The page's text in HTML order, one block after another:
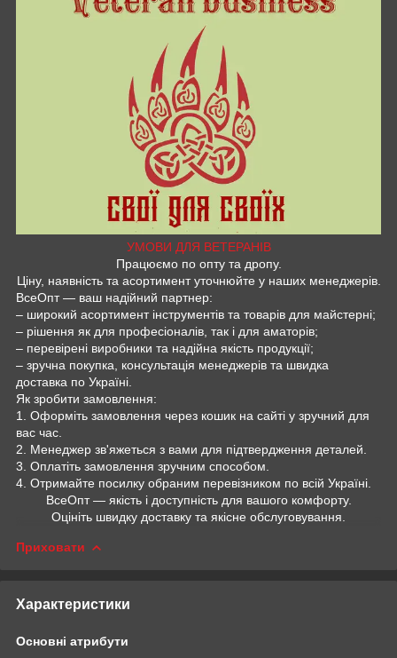
УМОВИ ДЛЯ ВЕТЕРАНІВ
Працюємо по опту та дропу.
Ціну, наявність та асортимент уточнюйте у наших менеджерів.
ВсеОпт — ваш надійний партнер:
– широкий асортимент інструментів та товарів для майстерні;
– рішення як для професіоналів, так і для аматорів;
– перевірені виробники та надійна якість продукції;
– зручна покупка, консультація менеджерів та швидка
доставка по Україні.
Як зробити замовлення:
1. Оформіть замовлення через кошик на сайті у зручний для
вас час.
2. Менеджер зв'яжеться з вами для підтвердження деталей.
3. Оплатіть замовлення зручним способом.
4. Отримайте посилку обраним перевізником по всій Україні.
ВсеОпт — якість і доступність для вашого комфорту.
Оцініть швидку доставку та якісне обслуговування.
Приховати
Характеристики
Основні атрибути